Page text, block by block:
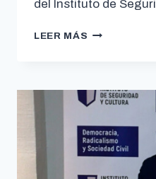
del Instituto de
LEER MÁS